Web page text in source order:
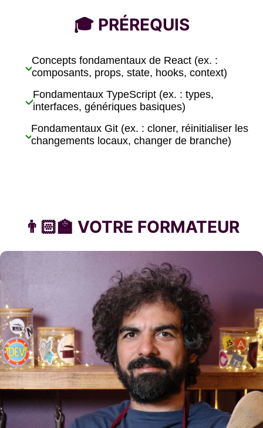
🎓 PRÉREQUIS
checkConcepts fondamentaux de React (ex. :
composants, props, state, hooks, context)
checkFondamentaux TypeScript (ex. : types,
interfaces, génériques basiques)
checkFondamentaux Git (ex. : cloner, réinitialiser les
changements locaux, changer de branche)
👨🏻‍🏫 VOTRE FORMATEUR